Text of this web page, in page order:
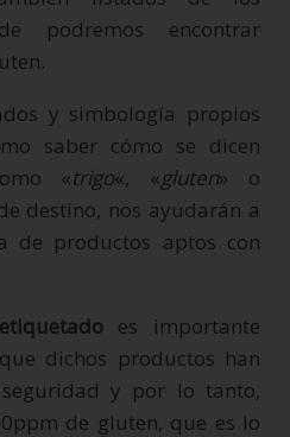
podremos encontrar
y simbología propios
saber cómo se dicen
«trigo«, «gluten» o
destino, nos ayudarán a
de productos aptos con
etiquetadoes importante
dichos productos han
y por lo tanto,
de gluten, que es lo